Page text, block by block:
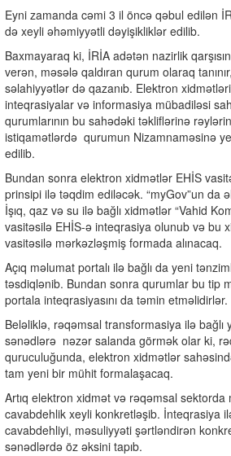
Eyni zamanda cəmi 3 il öncə qəbul edilən
də xeyli əhəmiyyətli dəyişikliklər edilib.
Baxmayaraq ki, İRİA adətən nazirlik
verən, məsələ qaldıran qurum olaraq
səlahiyyətlər də qazanıb. Elektron
inteqrasiyalar və informasiya mübadiləsi
qurumlarının bu sahədəki təkliflərinə
istiqamətlərdə qurumun Nizamnaməsinə
edilib.
Bundan sonra elektron xidmətlər EHİS
prinsipi ilə təqdim ediləcək. “myGov”un da
İşıq, qaz və su ilə bağlı xidmətlər “Vahid
vasitəsilə EHİS-ə inteqrasiya olunub və bu
vasitəsilə mərkəzləşmiş formada alınacaq.
Açıq məlumat portalı ilə bağlı da yeni
təsdiqlənib. Bundan sonra qurumlar bu tip
portala inteqrasiyasını da təmin etməlidirlər.
Beləliklə, rəqəmsal transformasiya ilə bağlı
sənədlərə nəzər salanda görmək olar ki,
quruculuğunda, elektron xidmətlər
tam yeni bir mühit formalaşacaq.
Artıq elektron xidmət və rəqəmsal
cavabdehlik xeyli konkretləşib. İnteqrasiya
cavabdehliyi, məsuliyyəti şərtləndirən
sənədlərdə öz əksini tapıb.